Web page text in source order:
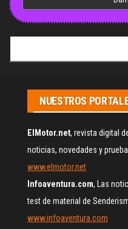
NUESTROS
ElMotor.net, revista digital
noticias, novedades y
www.elmotor.net
Infoaventura.com, Las
test de material de
www.infoaventura.com